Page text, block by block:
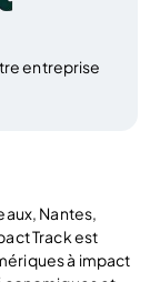
entreprise
Nantes,
Track est
à impact